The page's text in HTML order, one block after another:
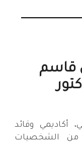
قاسم
أكاديمي وقائد
من الشخصيات